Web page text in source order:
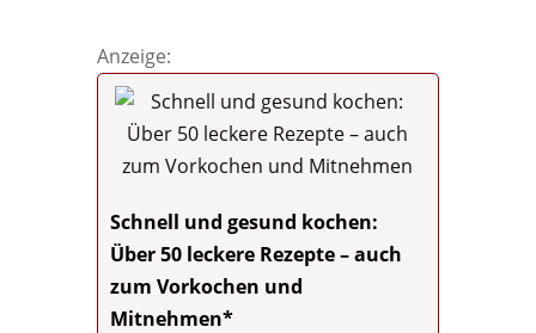
Anzeige:
Schnell und gesund kochen:
Über 50 leckere Rezepte – auch
zum Vorkochen und
Mitnehmen*